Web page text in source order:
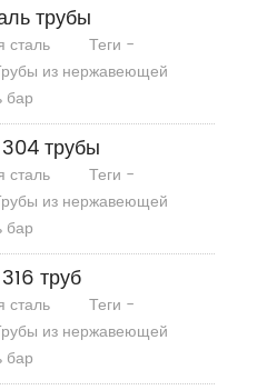
трубы
Теги -
из нержавеющей
бар
трубы
Теги -
из нержавеющей
бар
труб
Теги -
из нержавеющей
бар